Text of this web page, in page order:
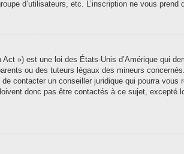
d’utilisateurs, etc. L’inscription ne vous
») est une loi des États-Unis d’Amérique qui
ou des tuteurs légaux des mineurs
contacter un conseiller juridique qui pourra
donc pas être contactés à ce sujet,